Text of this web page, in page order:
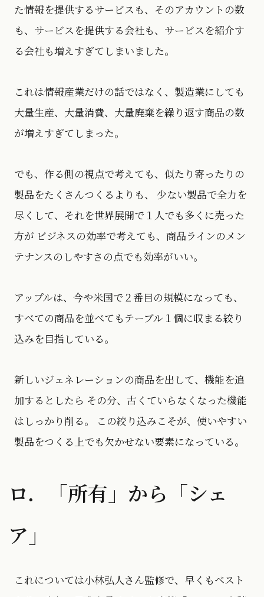
た情報を提供するサービスも、そのアカウントの数
も、サービスを提供する会社も、サービスを紹介す
る会社も増えすぎてしまいました。
これは情報産業だけの話ではなく、製造業にしても
大量生産、大量消費、大量廃棄を繰り返す商品の数
が増えすぎてしまった。
でも、作る側の視点で考えても、似たり寄ったりの
製品をたくさんつくるよりも、 少ない製品で全力を
尽くして、それを世界展開で１人でも多くに売った
方が ビジネスの効率で考えても、商品ラインのメン
テナンスのしやすさの点でも効率がいい。
アップルは、今や米国で２番目の規模になっても、
すべての商品を並べてもテーブル１個に収まる絞り
込みを目指している。
新しいジェネレーションの商品を出して、機能を追
加するとしたら その分、古くていらなくなった機能
はしっかり削る。 この絞り込みこそが、使いやすい
製品をつくる上でも欠かせない要素になっている。
ロ．「所有」から「シェ
ア」
これについては小林弘人さん監修で、早くもベスト